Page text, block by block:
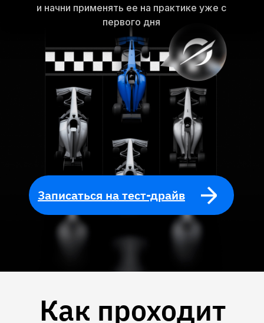
и начни применять ее на практике уже с
первого дня
Записаться на тест-драйв
Как проходит